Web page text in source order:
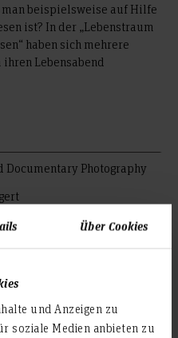
Über Cookies
und Anzeigen zu
soziale Medien anbieten zu
man beispielsweise auf Hilfe
ist? In der „Lebenstraum
haben sich mehrere
Lebensabend
Photography
© Aaron Leithäuser